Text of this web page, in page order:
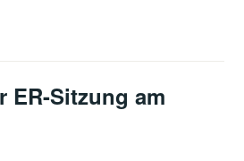
ER-Sitzung am